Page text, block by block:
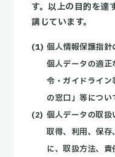
す。以上の目的を達
講じています。
個人情報保護指針
個人データの適
令・ガイドライ
の窓口」等につ
個人データの取
取得、利用、保
に、取扱方法、